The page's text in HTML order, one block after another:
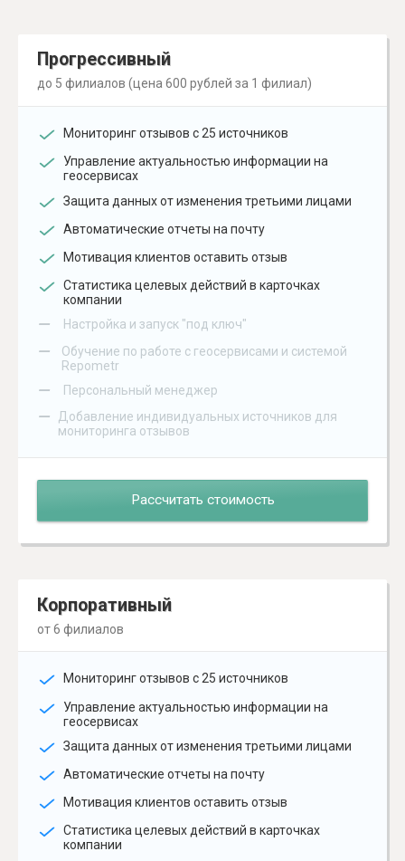
Прогрессивный
до 5 филиалов (цена 600 рублей за 1 филиал)
Мониторинг отзывов с 25 источников
Управление актуальностью информации на
геосервисах
Защита данных от изменения третьими лицами
Автоматические отчеты на почту
Мотивация клиентов оставить отзыв
Статистика целевых действий в карточках
компании
– Настройка и запуск "под ключ"
–
Обучение по работе с геосервисами и системой
Repometr
– Персональный менеджер
–
Добавление индивидуальных источников для
мониторинга отзывов
Рассчитать стоимость
Корпоративный
от 6 филиалов
Мониторинг отзывов с 25 источников
Управление актуальностью информации на
геосервисах
Защита данных от изменения третьими лицами
Автоматические отчеты на почту
Мотивация клиентов оставить отзыв
Статистика целевых действий в карточках
компании